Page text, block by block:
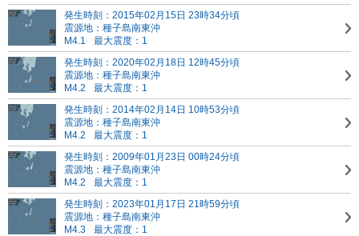
発生時刻：2015年02月15日 23時34分頃
震源地：種子島南東沖
M4.1
最大震度：1
発生時刻：2020年02月18日 12時45分頃
震源地：種子島南東沖
M4.2
最大震度：1
発生時刻：2014年02月14日 10時53分頃
震源地：種子島南東沖
M4.2
最大震度：1
発生時刻：2009年01月23日 00時24分頃
震源地：種子島南東沖
M4.2
最大震度：1
発生時刻：2023年01月17日 21時59分頃
震源地：種子島南東沖
M4.3
最大震度：1